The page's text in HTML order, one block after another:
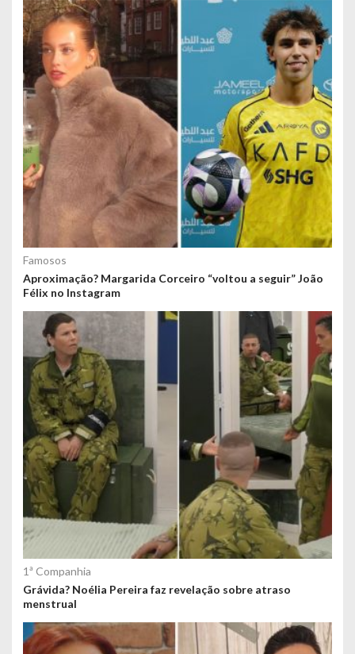
Famosos
Aproximação? Margarida Corceiro “voltou a seguir” João
Félix no Instagram
1ª Companhia
Grávida? Noélia Pereira faz revelação sobre atraso
menstrual